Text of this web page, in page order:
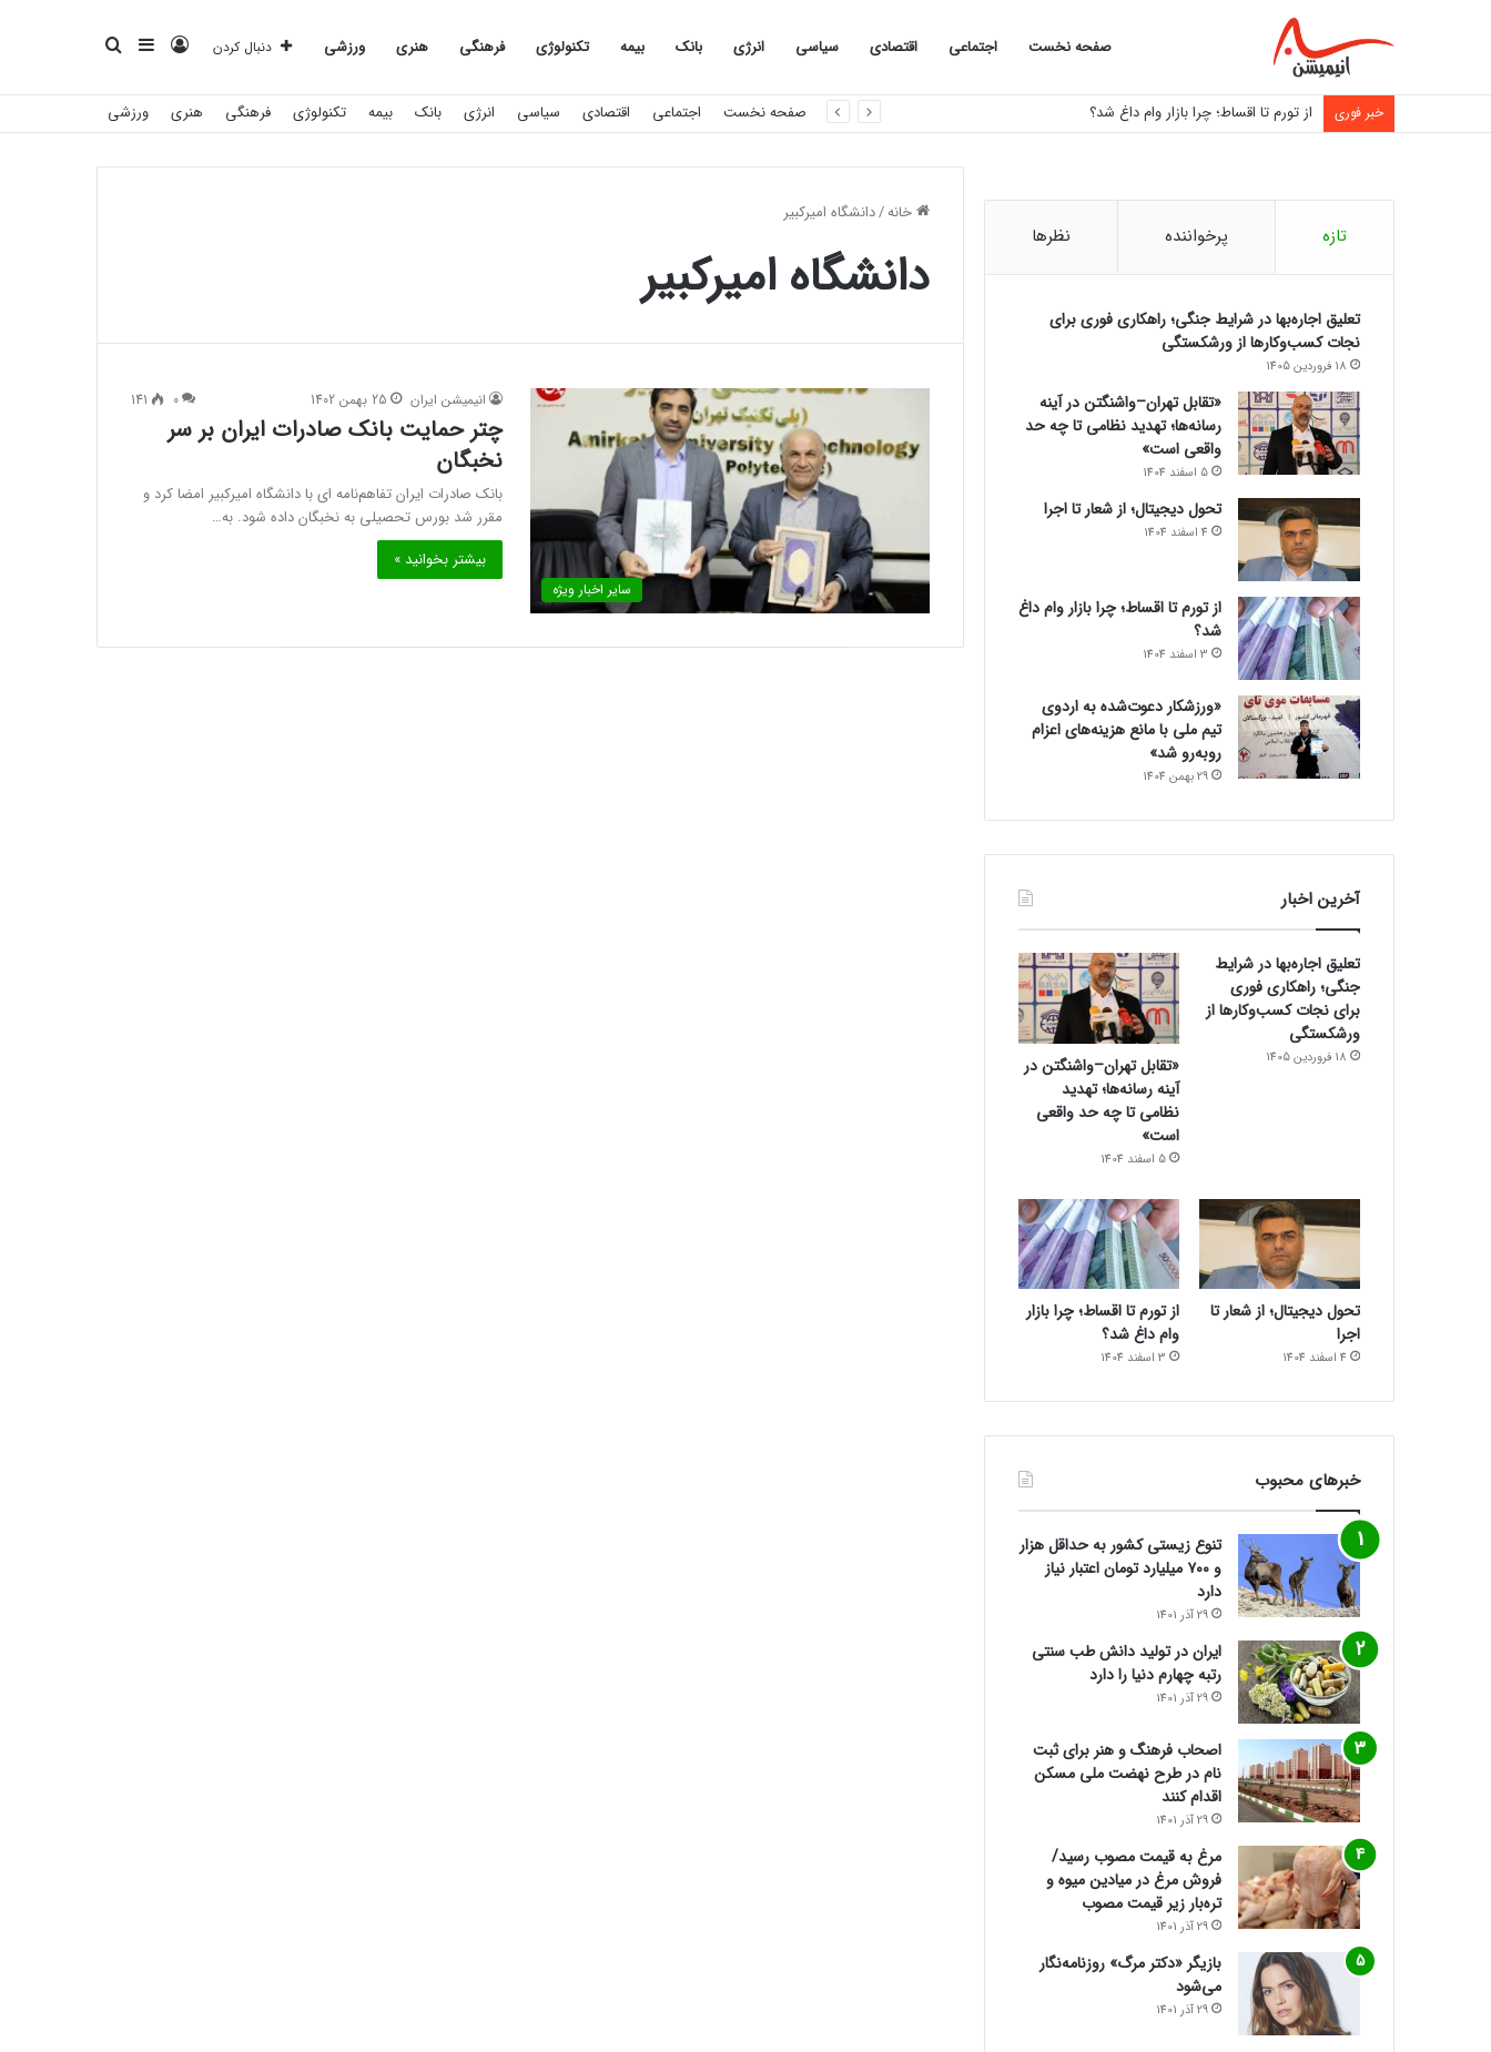
صفحه نخست اجتماعی اقتصادی سیاسی انرژی بانک بیمه تکنولوژی فرهنگی هنری ورزشی
برای
سایدبار ورود دنبال کردن
خبر فوری از تورم تا اقساط؛ چرا بازار وام داغ شد؟ صفحه نخست اجتماعی اقتصادی سیاسی انرژی بانک بیمه تکنولوژی فرهنگی هنری ورزشی
خانه/دانشگاه امیرکبیر
دانشگاه امیرکبیر
سایر اخبار ویژه
انیمیشن ایران 25 بهمن 1402 0
141
چتر حمایت بانک صادرات ایران بر سر
نخبگان
بانک صادرات ایران تفاهم‌نامه ای با دانشگاه امیرکبیر امضا کرد و
مقرر شد بورس تحصیلی به نخبگان داده شود. به…
بیشتر بخوانید »
تازه پرخواننده نظرها
تعلیق اجاره‌بها در شرایط جنگی؛ راهکاری فوری برای
نجات کسب‌وکارها از ورشکستگی
18 فروردین 1405
«تقابل تهران–واشنگتن در آینه
رسانه‌ها؛ تهدید نظامی تا چه حد
واقعی است»
5 اسفند 1404
تحول دیجیتال؛ از شعار تا اجرا
4 اسفند 1404
از تورم تا اقساط؛ چرا بازار وام داغ
شد؟
3 اسفند 1404
«ورزشکار دعوت‌شده به اردوی
تیم ملی با مانع هزینه‌های اعزام
روبه‌رو شد»
29 بهمن 1404
آخرین اخبار
تعلیق اجاره‌بها در شرایط
جنگی؛ راهکاری فوری
برای نجات کسب‌وکارها از
ورشکستگی
18 فروردین 1405
«تقابل تهران–واشنگتن در
آینه رسانه‌ها؛ تهدید
نظامی تا چه حد واقعی
است»
5 اسفند 1404
تحول دیجیتال؛ از شعار تا
اجرا
4 اسفند 1404
از تورم تا اقساط؛ چرا بازار
وام داغ شد؟
3 اسفند 1404
خبرهای محبوب
تنوع زیستی کشور به حداقل هزار
و ۷۰۰ میلیارد تومان اعتبار نیاز
دارد
29 آذر 1401
ایران در تولید دانش طب سنتی
رتبه چهارم دنیا را دارد
29 آذر 1401
اصحاب فرهنگ و هنر برای ثبت
نام در طرح نهضت ملی مسکن
اقدام کنند
29 آذر 1401
مرغ به قیمت مصوب رسید/
فروش مرغ در میادین میوه و
تره‌بار زیر قیمت مصوب
29 آذر 1401
بازیگر «دکتر مرگ» روزنامه‌نگار
می‌شود
29 آذر 1401